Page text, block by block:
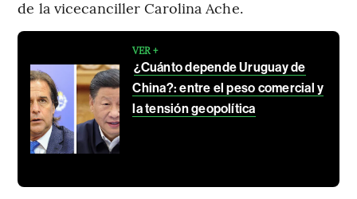
de la vicecanciller Carolina Ache.
VER +
¿Cuánto depende Uruguay de
China?: entre el peso comercial y
la tensión geopolítica